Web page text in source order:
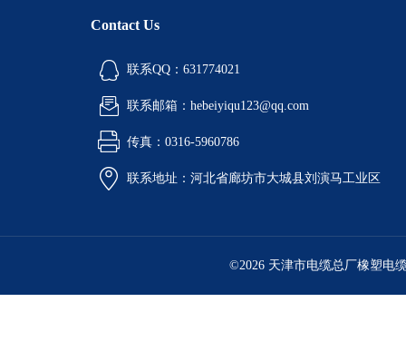
Contact Us
联系QQ：631774021
联系邮箱：hebeiyiqu123@qq.com
传真：0316-5960786
联系地址：河北省廊坊市大城县刘演马工业区
©2026 天津市电缆总厂橡塑电